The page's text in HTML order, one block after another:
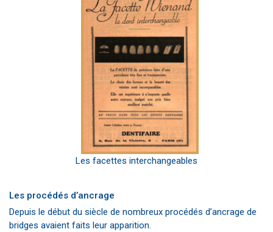
Les facettes interchangeables
Les procédés d’ancrage
Depuis le début du siècle de nombreux procédés d’ancrage de
bridges avaient faits leur apparition.